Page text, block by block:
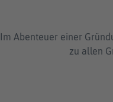
Im Abenteuer einer
zu allen